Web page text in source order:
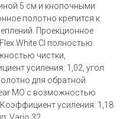
5 см и кнопочными
полотно крепится к
Проекционное
White CI полностью
чистки,
усиления: 1,02, угол
для обратной
MO с возможностью
усиления: 1,18
Vario 32